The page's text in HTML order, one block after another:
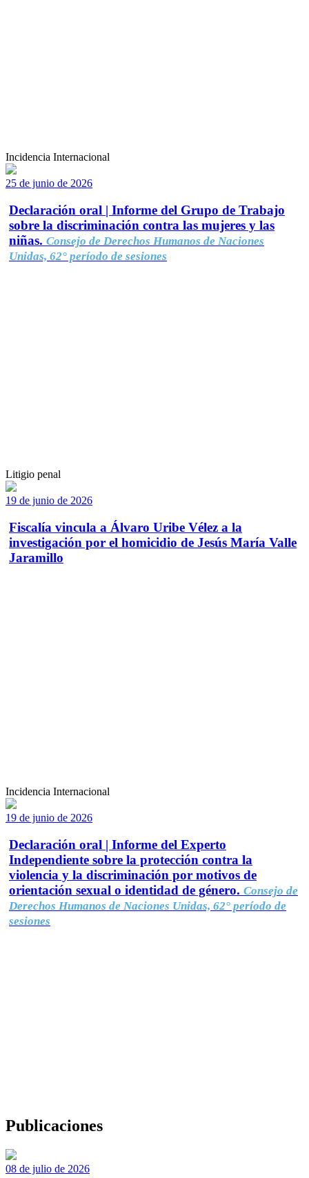
Incidencia Internacional
25 de junio de 2026
Declaración oral | Informe del Grupo de Trabajo
sobre la discriminación contra las mujeres y las
niñas. Consejo de Derechos Humanos de Naciones
Unidas, 62° período de sesiones
Litigio penal
19 de junio de 2026
Fiscalía vincula a Álvaro Uribe Vélez a la
investigación por el homicidio de Jesús María Valle
Jaramillo
Incidencia Internacional
19 de junio de 2026
Declaración oral | Informe del Experto
Independiente sobre la protección contra la
violencia y la discriminación por motivos de
orientación sexual o identidad de género. Consejo de
Derechos Humanos de Naciones Unidas, 62° período de
sesiones
Publicaciones
08 de julio de 2026